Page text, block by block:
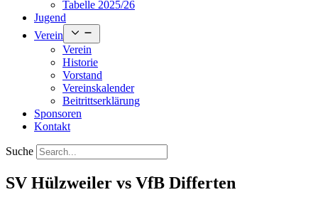
Tabelle 2025/26
Jugend
Verein
menu
Verein
Historie
Vorstand
Vereinskalender
Beitrittserklärung
Sponsoren
Kontakt
Suche
SV Hülzweiler vs VfB Differten